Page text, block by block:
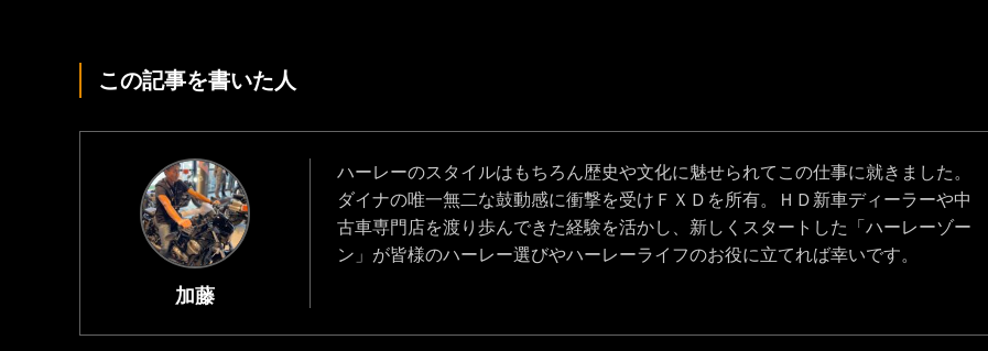
この記事を書いた人
加藤
ハーレーのスタイルはもちろん歴史や文化に魅せられてこの仕事に就きました。
ダイナの唯一無二な鼓動感に衝撃を受けＦＸＤを所有。ＨＤ新車ディーラーや中
古車専門店を渡り歩んできた経験を活かし、新しくスタートした「ハーレーゾー
ン」が皆様のハーレー選びやハーレーライフのお役に立てれば幸いです。